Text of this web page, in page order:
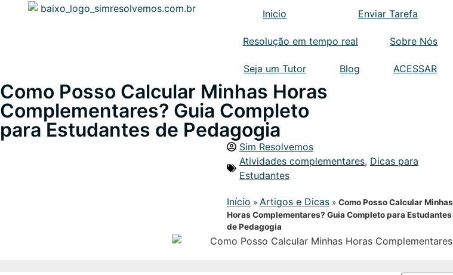
Inicio Enviar Tarefa
Resolução em tempo real Sobre Nós
Seja um Tutor Blog ACESSAR
Como Posso Calcular Minhas Horas
Complementares? Guia Completo
para Estudantes de Pedagogia
Sim Resolvemos
Atividades complementares, Dicas para
Estudantes
Início » Artigos e Dicas» Como Posso Calcular Minhas
Horas Complementares? Guia Completo para Estudantes
de Pedagogia